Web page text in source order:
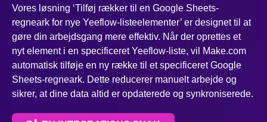
Vores løsning ‘Tilføj rækker til en Google Sheets-
regneark for nye Yeeflow-listeelementer’ er designet til at
gøre din arbejdsgang mere effektiv. Når der oprettes et
nyt element i en specificeret Yeeflow-liste, vil Make.com
automatisk tilføje en ny række til et specificeret Google
Sheets-regneark. Dette reducerer manuelt arbejde og
sikrer, at dine data altid er opdaterede og synkroniserede.